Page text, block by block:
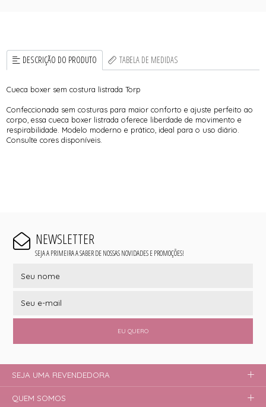
DESCRIÇÃO DO PRODUTO TABELA DE MEDIDAS
Cueca boxer sem costura listrada Torp
Confeccionada sem costuras para maior conforto e ajuste perfeito ao
corpo, essa cueca boxer listrada oferece liberdade de movimento e
respirabilidade. Modelo moderno e prático, ideal para o uso diário.
Consulte cores disponíveis.
NEWSLETTER
SEJA A PRIMEIRA A SABER DE NOSSAS NOVIDADES E PROMOÇÕES!
EU QUERO
SEJA UMA REVENDEDORA
QUEM SOMOS